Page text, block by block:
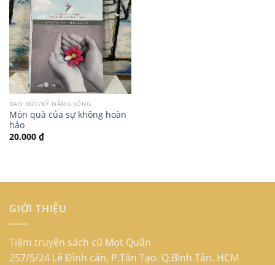
ĐẠO ĐỨC/KỸ NĂNG SỐNG
Món quà của sự không hoàn
hảo
20.000 ₫
GIỚI THIỆU
Tiệm truyện sách cũ Mọt Quân
257/5/24 Lê Đình cẩn, P.Tân Tạo. Q.Bình Tân. HCM